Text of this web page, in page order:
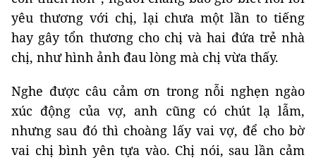
yêu thương với chị, lại chưa một lần to tiếng
hay gây tổn thương cho chị và hai đứa trẻ nhà
chị, như hình ảnh đau lòng mà chị vừa thấy.
Nghe được câu cảm ơn trong nỗi nghẹn ngào
xúc động của vợ, anh cũng có chút lạ lẫm,
nhưng sau đó thì choàng lấy vai vợ, để cho bờ
vai chị bình yên tựa vào. Chị nói, sau lần cảm